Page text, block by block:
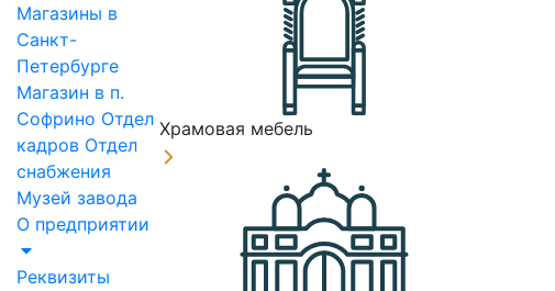
Магазины в
Санкт-
Петербурге
Магазин в п.
Софрино Отдел
кадров Отдел
снабжения
Музей завода
О предприятии
Реквизиты
Храмовая мебель